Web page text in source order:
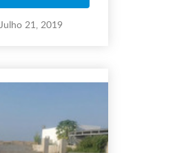
Julho 21, 2019